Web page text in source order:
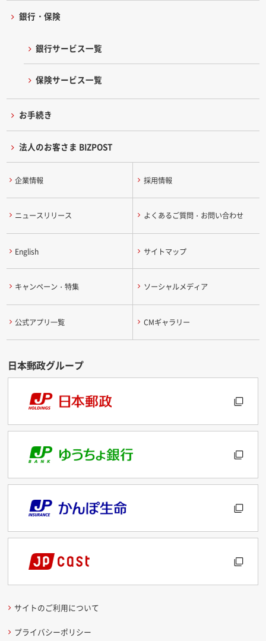
銀行・保険
銀行サービス一覧
保険サービス一覧
お手続き
法人のお客さま BIZPOST
企業情報 採用情報
ニュースリリース よくあるご質問・お問い合わせ
English サイトマップ
キャンペーン・特集 ソーシャルメディア
公式アプリ一覧 CMギャラリー
サイトのご利用について
プライバシーポリシー